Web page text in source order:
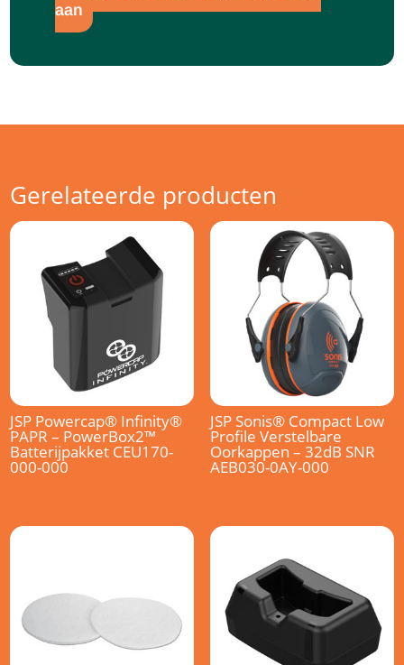
aan
Gerelateerde producten
JSP Powercap® Infinity®
PAPR – PowerBox2™
Batterijpakket CEU170-
000-000
JSP Sonis® Compact Low
Profile Verstelbare
Oorkappen – 32dB SNR
AEB030-0AY-000